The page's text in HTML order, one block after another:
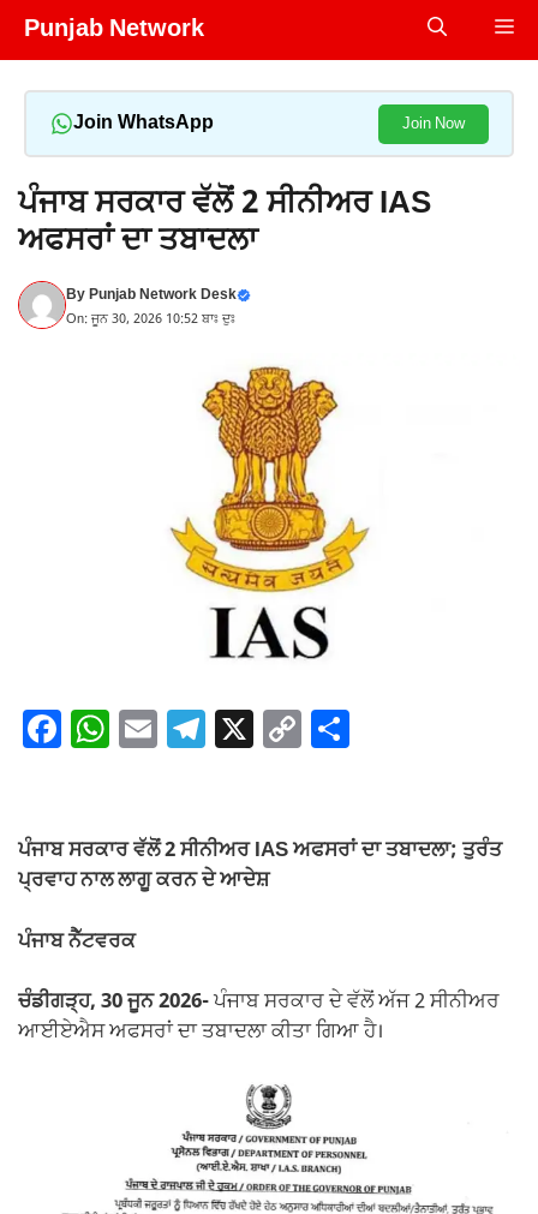
Skip
Punjab Network
Join WhatsApp Join Now
ਪੰਜਾਬ ਸਰਕਾਰ ਵੱਲੋਂ 2 ਸੀਨੀਅਰ IAS
ਅਫਸਰਾਂ ਦਾ ਤਬਾਦਲਾ
ByPunjab Network Desk
On: ਜੂਨ 30, 2026 10:52 ਬਾਃ ਦੁਃ
F
e
b
o
o
k
W
s
A
p
p
E T
gr
a
X C
y e
ਪੰਜਾਬ ਸਰਕਾਰ ਵੱਲੋਂ 2 ਸੀਨੀਅਰ IAS ਅਫਸਰਾਂ ਦਾ ਤਬਾਦਲਾ; ਤੁਰੰਤ
ਪ੍ਰਵਾਹ ਨਾਲ ਲਾਗੂ ਕਰਨ ਦੇ ਆਦੇਸ਼
ਪੰਜਾਬ ਨੈੱਟਵਰਕ
ਚੰਡੀਗੜ੍ਹ, 30 ਜੂਨ 2026-ਪੰਜਾਬ ਸਰਕਾਰ ਦੇ ਵੱਲੋਂ ਅੱਜ 2 ਸੀਨੀਅਰ
ਆਈਏਐਸ ਅਫਸਰਾਂ ਦਾ ਤਬਾਦਲਾ ਕੀਤਾ ਗਿਆ ਹੈ।